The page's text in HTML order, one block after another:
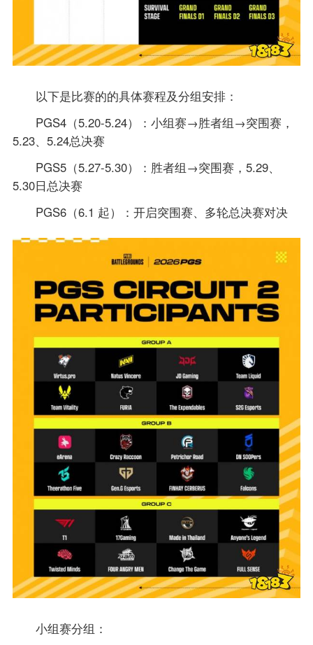
以下是比赛的的具体赛程及分组安排：
PGS4（5.20-5.24）：小组赛→胜者组→突围赛，
5.23、5.24总决赛
PGS5（5.27-5.30）：胜者组→突围赛，5.29、
5.30日总决赛
PGS6（6.1 起）：开启突围赛、多轮总决赛对决
小组赛分组：